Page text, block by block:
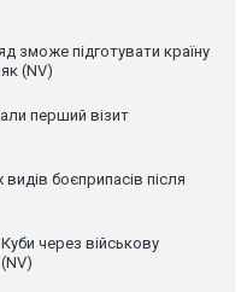
зможе підготувати країну
(NV)
перший візит
боєприпасів після
через військову